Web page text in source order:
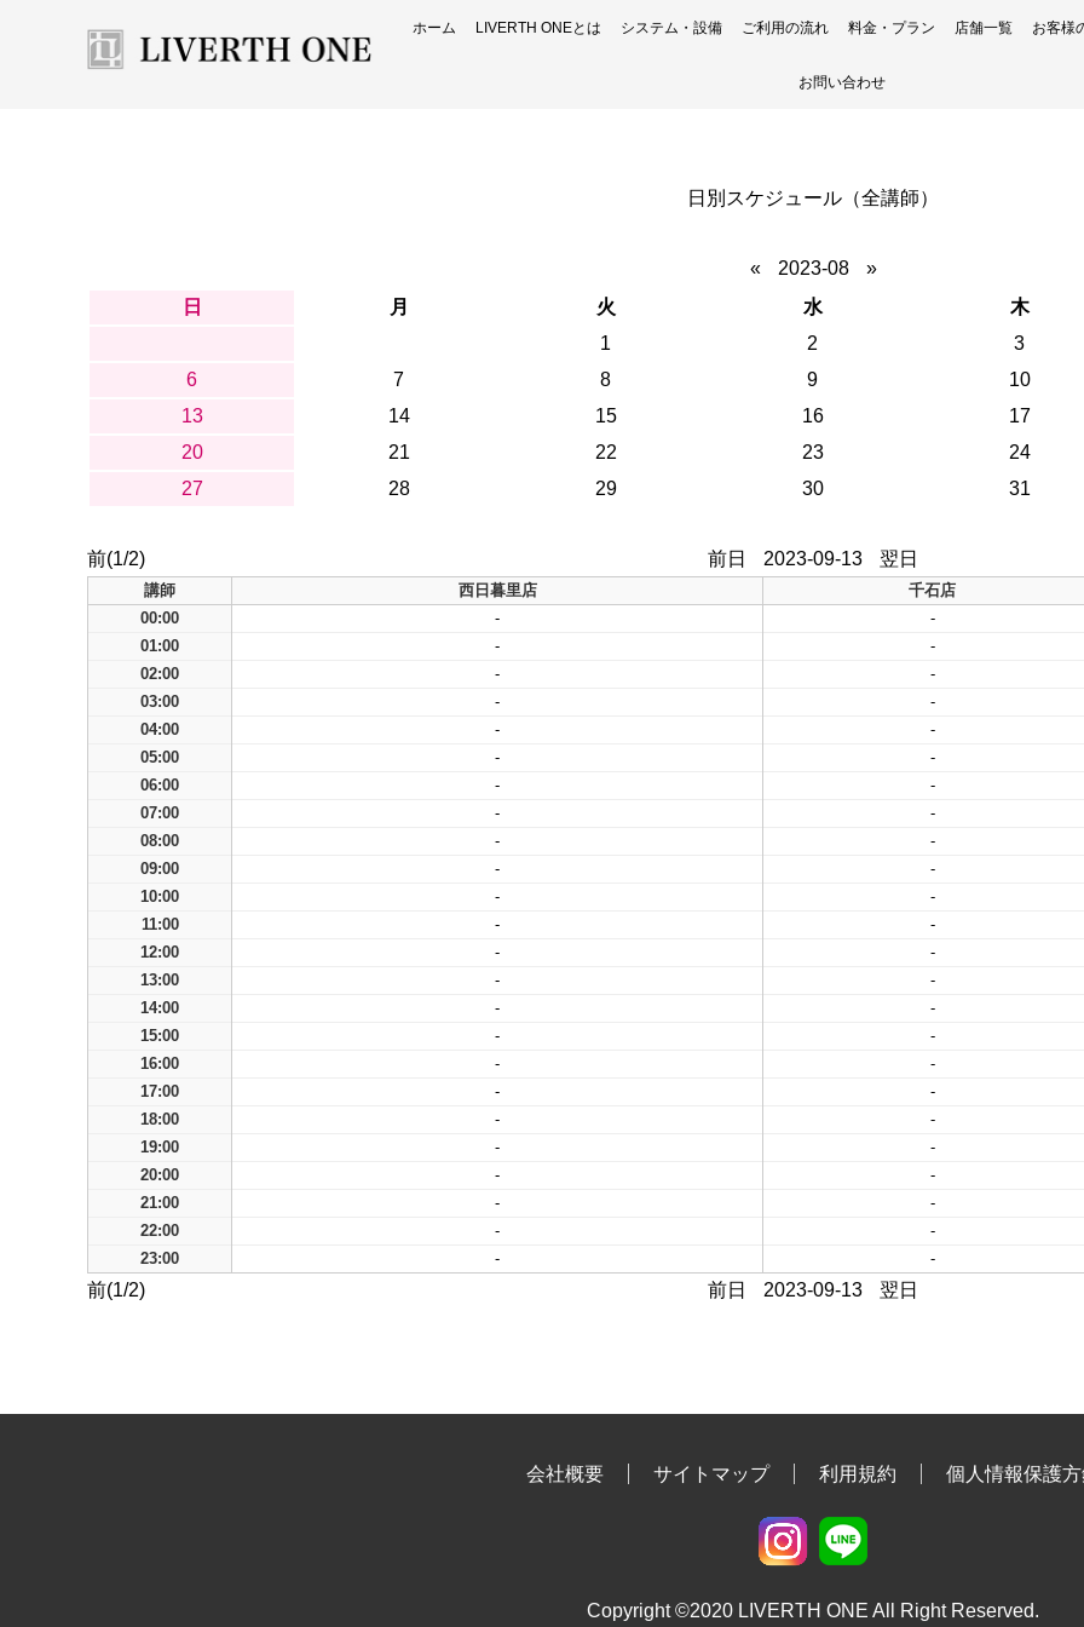
ホーム LIVERTH ONEとは システム・設備 ご利用の流れ 料金・プラン 店舗一覧 お客様
お問い合わせ
日別スケジュール（全講師）
« 2023-08 »
日 月 火 水 木
1
2 3
6
7 8 9 10
13
14 15 16 17
20
21 22 23 24
27
28 29 30 31
前(1/2) 前日 2023-09-13 翌日
講師 西日暮里店 千石店
00:00
- -
01:00
- -
02:00
- -
03:00
- -
04:00
- -
05:00
- -
06:00
- -
07:00
- -
08:00
- -
09:00
- -
10:00
- -
11:00
- -
12:00
- -
13:00
- -
14:00
- -
15:00
- -
16:00
- -
17:00
- -
18:00
- -
19:00
- -
20:00
- -
21:00
- -
22:00
- -
23:00
- -
前(1/2) 前日 2023-09-13 翌日
会社概要 サイトマップ 利用規約 個人情報保護
Copyright ©2020 LIVERTH ONE All Right Reserved.